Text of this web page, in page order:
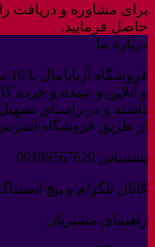
برای مشاوره و دریافت
حاصل فرمایید.
درباره ما
و آنلاین و عمده و خرده
داشته و در راستای
از طریق فروشگاه
پشتیبانی 09186567620
کانال تلگرام و پیج
راهنمای مشتریان